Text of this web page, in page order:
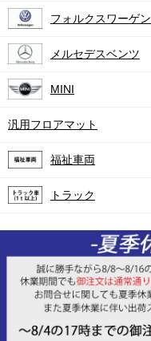
フォルクスワーゲン
メルセデスベンツ
MINI
汎用フロアマット
福祉車両
トラック